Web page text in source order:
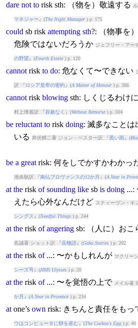
dare not to risksth: （物を）敬遠する
マネジャー 』(The Night Manager) p. 175
couldsb risk attempting sth?: （物事を
危険ではないだろうか ジェフリー・アー
の野望 』(Fourth Estate) p. 120
cannot risk to do: 危なくて〜できない
訳 『 ロシア皇帝の密約』(A Matter of Honour) p. 386
cannot risk blowingsth: しくじるわけ
村上博基訳 『容赦なく 』(Without Remorse) p. 504
be reluctant to risk doing: 滅多なことは
いる 井伏鱒二著 ジョン・ベスター訳 『黒い雨 』(
be a great risk: 何をしでかすかわかっ
池央耿訳 『南仏プロヴァンスの12か月 』(A Year in
at the risk of sounding likesb is doing...:
えたら心外なんだけど スティーヴン・キ
シングス 』(Needful Things) p. 244
at the risk of angeringsb: （人に）おこ
名誠著 ショット訳 『岳物語』(Gaku Stories) p. 202
at the risk of...: 〜かもしれんが マクリー
シーズ号』(HMS Ulysses) p. 20
at the risk of...: 〜を覚悟の上で メイル著
か月 』(A Year in Provence) p. 234
atone’s own risk: きちんと責任をもっ
ウはコンピュータに卵を産む』(The Cuckoo's Egg) p. 40